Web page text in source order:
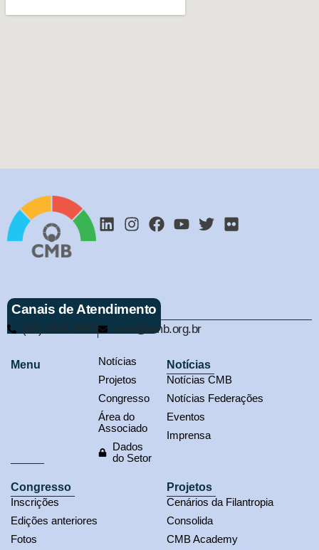
Canais de Atendimento
(61) 3321-9563 cmb@cmb.org.br
Menu
Notícias
Projetos
Congresso
Área do
Associado
Dados
do Setor
Notícias
Notícias CMB
Notícias Federações
Eventos
Imprensa
Congresso
Inscrições
Edições anteriores
Fotos
Projetos
Cenários da Filantropia
Consolida
CMB Academy